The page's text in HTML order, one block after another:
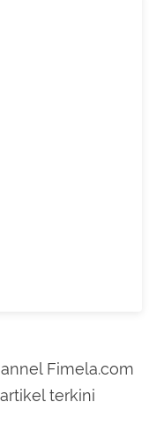
Fimela.com
terkini